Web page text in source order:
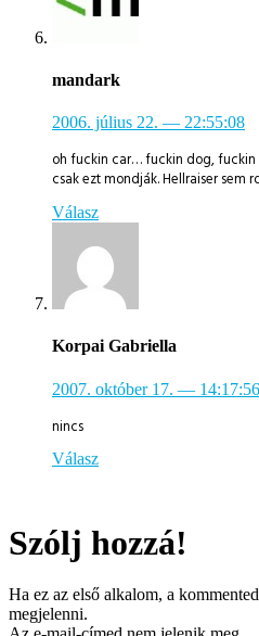
mandark
2006. július 22. — 22:55:08
oh fuckin car… fuckin dog,
csak ezt mondják. Hellraiser sem
Válasz
Korpai Gabriella
2007. október 17. — 14:17:56
nincs
Válasz
Szólj hozzá!
Ha ez az első alkalom, a
megjelenni.